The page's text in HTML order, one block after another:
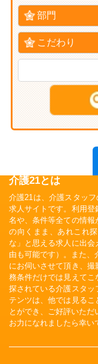
部門
こだわり
介護21とは
介護21は、介護スタッ
求人サイトです。利用
名や、条件等全ての情
の向くまま、あれこれ
な」と思える求人に出
由も可能です）。また
にお伺いさせて頂き、
務条件だけでは見えてこ
探されている介護スタッ
テンツは、他では見るこ
とができ、ご好評いた
お力になれましたら幸い